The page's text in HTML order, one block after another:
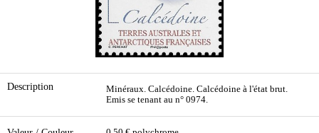
Description
Minéraux. Calcédoine. Calcédoine à l'état brut.
Emis se tenant au n° 0974.